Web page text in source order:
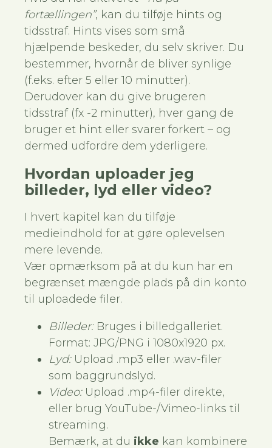
fortællingen”, kan du tilføje hints og
tidsstraf. Hints vises som små
hjælpende beskeder, du selv skriver. Du
bestemmer, hvornår de bliver synlige
(f.eks. efter 5 eller 10 minutter).
Derudover kan du give brugeren
tidsstraf (fx -2 minutter), hver gang de
bruger et hint eller svarer forkert – og
dermed udfordre dem yderligere.
Hvordan uploader jeg
billeder, lyd eller video?
I hvert kapitel kan du tilføje
medieindhold for at gøre oplevelsen
mere levende.
Vær opmærksom på at du kun har en
begrænset mængde plads på din konto
til uploadede filer.
Billeder:Bruges i billedgalleriet.
Format: JPG/PNG i 1080x1920 px.
Lyd:Upload .mp3 eller .wav-filer
som baggrundslyd.
Video:Upload .mp4-filer direkte,
eller brug YouTube-/Vimeo-links til
streaming.
Bemærk, at du ikke kan kombinere